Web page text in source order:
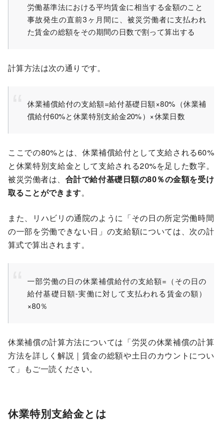
労働基準法における平均賃金に相当する金額のこと
事故発生の直前3ヶ月間に、被災労働者に支払われ
た賃金の総額をその期間の日数で割って算出する
計算方法は次の通りです。
休業補償給付の支給額=給付基礎日額×80%（休業補
償給付60%と休業特別支給金20%）×休業日数
ここでの80%とは、休業補償給付として支給される60%
と休業特別支給金として支給される20%を足した数字。
被災労働者は、 合計で給付基礎日額の80％の金額を受け
取ることができます。
また、リハビリの通院のように「その日の所定労働時間
の一部を労働できない日」の支給額については、次の計
算式で算出されます。
一部労働の日の休業補償給付の支給額=（その日の
給付基礎日額-実働に対して支払われる賃金の額）
×80％
休業補償の計算方法については「労災の休業補償の計算
方法を詳しく解説｜賃金の総額や土日のカウントについ
て 」もご一読ください。
休業特別支給金とは